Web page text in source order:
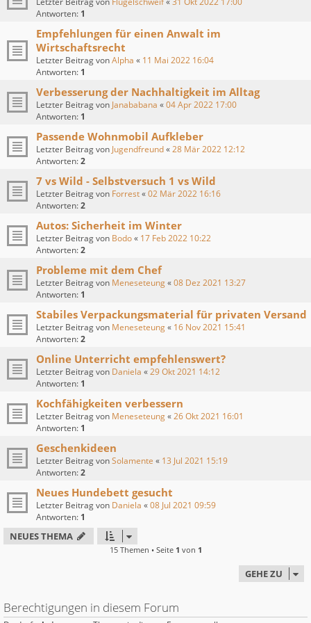
Antworten: 1
Empfehlungen für einen Anwalt im
Wirtschaftsrecht
Letzter Beitrag vonAlpha « 11 Mai 2022 16:04
Antworten: 1
Verbesserung der Nachhaltigkeit im Alltag
Letzter Beitrag von Janababana «04 Apr 2022 17:00
Antworten: 1
Passende Wohnmobil Aufkleber
Letzter Beitrag vonJugendfreund«28 Mär 2022 12:12
Antworten:2
7 vs Wild - Selbstversuch 1 vs Wild
Letzter Beitrag von Forrest«02 Mär 2022 16:16
Antworten:2
Autos: Sicherheit im Winter
Letzter Beitrag von Bodo« 17 Feb 2022 10:22
Antworten:2
Probleme mit dem Chef
Letzter Beitrag von Meneseteung«08 Dez 2021 13:27
Antworten: 1
Stabiles Verpackungsmaterial für privaten Versand
Letzter Beitrag von Meneseteung« 16 Nov 2021 15:41
Antworten:2
Online Unterricht empfehlenswert?
Letzter Beitrag von Daniela «29 Okt 2021 14:12
Antworten: 1
Kochfähigkeiten verbessern
Letzter Beitrag von Meneseteung«26 Okt 2021 16:01
Antworten: 1
Geschenkideen
Letzter Beitrag vonSolamente « 13 Jul 2021 15:19
Antworten:2
Neues Hundebett gesucht
Letzter Beitrag von Daniela «08 Jul 2021 09:59
Antworten: 1
NEUES THEMA
15 Themen • Seite 1 von 1
GEHE ZU
Berechtigungen in diesem Forum